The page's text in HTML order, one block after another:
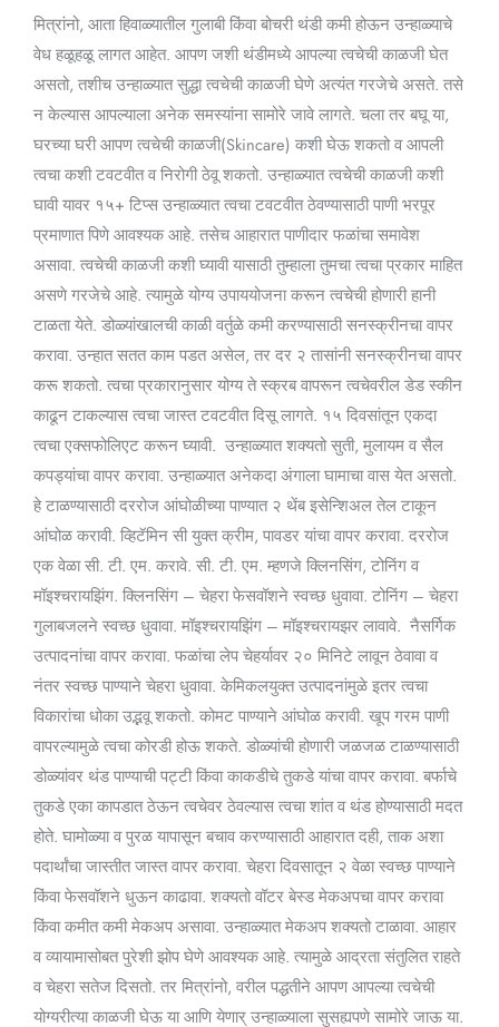
मित्रांनो, आता हिवाळ्यातील गुलाबी किंवा बोचरी थंडी कमी होऊन उन्हाळ्याचे
वेध हळूहळू लागत आहेत. आपण जशी थंडीमध्ये आपल्या त्वचेची काळजी घेत
असतो, तशीच उन्हाळ्यात सुद्धा त्वचेची काळजी घेणे अत्यंत गरजेचे असते. तसे
न केल्यास आपल्याला अनेक समस्यांना सामोरे जावे लागते. चला तर बघू या,
घरच्या घरी आपण त्वचेची काळजी(Skincare) कशी घेऊ शकतो व आपली
त्वचा कशी टवटवीत व निरोगी ठेवू शकतो. उन्हाळ्यात त्वचेची काळजी कशी
घावी यावर १५+ टिप्स उन्हाळ्यात त्वचा टवटवीत ठेवण्यासाठी पाणी भरपूर
प्रमाणात पिणे आवश्यक आहे. तसेच आहारात पाणीदार फळांचा समावेश
असावा. त्वचेची काळजी कशी घ्यावी यासाठी तुम्हाला तुमचा त्वचा प्रकार माहित
असणे गरजेचे आहे. त्यामुळे योग्य उपाययोजना करून त्वचेची होणारी हानी
टाळता येते. डोळ्यांखालची काळी वर्तुळे कमी करण्यासाठी सनस्क्रीनचा वापर
करावा. उन्हात सतत काम पडत असेल, तर दर २ तासांनी सनस्क्रीनचा वापर
करू शकतो. त्वचा प्रकारानुसार योग्य ते स्क्रब वापरून त्वचेवरील डेड स्कीन
काढून टाकल्यास त्वचा जास्त टवटवीत दिसू लागते. १५ दिवसांतून एकदा
त्वचा एक्सफोलिएट करून घ्यावी. उन्हाळ्यात शक्यतो सुती, मुलायम व सैल
कपड्यांचा वापर करावा. उन्हाळ्यात अनेकदा अंगाला घामाचा वास येत असतो.
हे टाळण्यासाठी दररोज आंघोळीच्या पाण्यात २ थेंब इसेन्शिअल तेल टाकून
आंघोळ करावी. व्हिटॅमिन सी युक्त क्रीम, पावडर यांचा वापर करावा. दररोज
एक वेळा सी. टी. एम. करावे. सी. टी. एम. म्हणजे क्लिनसिंग, टोनिंग व
मॉइश्चरायझिंग. क्लिनसिंग – चेहरा फेसवॉशने स्वच्छ धुवावा. टोनिंग – चेहरा
गुलाबजलने स्वच्छ धुवावा. मॉइश्चरायझिंग – मॉइश्चरायझर लावावे. नैसर्गिक
उत्पादनांचा वापर करावा. फळांचा लेप चेहर्यावर २० मिनिटे लावून ठेवावा व
नंतर स्वच्छ पाण्याने चेहरा धुवावा. केमिकलयुक्त उत्पादनांमुळे इतर त्वचा
विकारांचा धोका उद्भवू शकतो. कोमट पाण्याने आंघोळ करावी. खूप गरम पाणी
वापरल्यामुळे त्वचा कोरडी होऊ शकते. डोळ्यांची होणारी जळजळ टाळण्यासाठी
डोळ्यांवर थंड पाण्याची पट्टी किंवा काकडीचे तुकडे यांचा वापर करावा. बर्फाचे
तुकडे एका कापडात ठेऊन त्वचेवर ठेवल्यास त्वचा शांत व थंड होण्यासाठी मदत
होते. घामोळ्या व पुरळ यापासून बचाव करण्यासाठी आहारात दही, ताक अशा
पदार्थांचा जास्तीत जास्त वापर करावा. चेहरा दिवसातून २ वेळा स्वच्छ पाण्याने
किंवा फेसवॉशने धुऊन काढावा. शक्यतो वॉटर बेस्ड मेकअपचा वापर करावा
किंवा कमीत कमी मेकअप असावा. उन्हाळ्यात मेकअप शक्यतो टाळावा. आहार
व व्यायामासोबत पुरेशी झोप घेणे आवश्यक आहे. त्यामुळे आद्रता संतुलित राहते
व चेहरा सतेज दिसतो. तर मित्रांनो, वरील पद्धतीने आपण आपल्या त्वचेची
योग्यरीत्या काळजी घेऊ या आणि येणार् उन्हाळ्याला सुसह्यपणे सामोरे जाऊ या.
of
Skin
in
Summer
in
Marathi)?